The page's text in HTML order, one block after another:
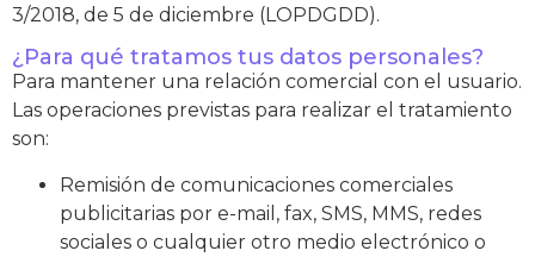
3/2018, de 5 de diciembre (LOPDGDD).
¿Para qué tratamos tus datos personales?
Para mantener una relación comercial con el usuario.
Las operaciones previstas para realizar el tratamiento
son:
Remisión de comunicaciones comerciales
publicitarias por e-mail, fax, SMS, MMS, redes
sociales o cualquier otro medio electrónico o